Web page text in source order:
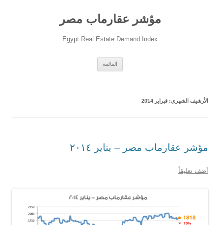
مؤشر عقارماب مصر
Egypt Real Estate Demand Index
القائمة
الأرشيف الشهري: فبراير 2014
مؤشر عقارماب مصر – يناير ٢٠١٤
أضف تعليقاً